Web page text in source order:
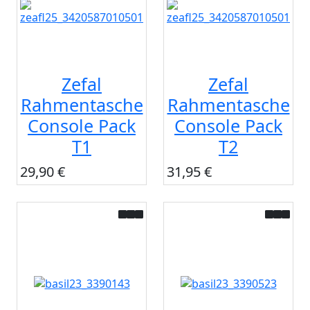
Zefal
Rahmentasche
Console Pack
T1
29,90 €
Zefal
Rahmentasche
Console Pack
T2
31,95 €